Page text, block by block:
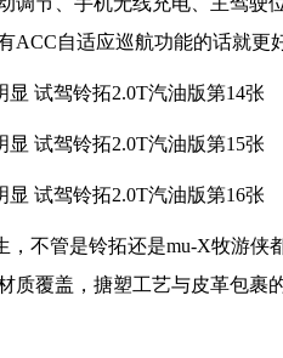
自适应巡航功能的话就更
不管是铃拓还是mu-X牧游侠
质覆盖，搪塑工艺与皮革包裹